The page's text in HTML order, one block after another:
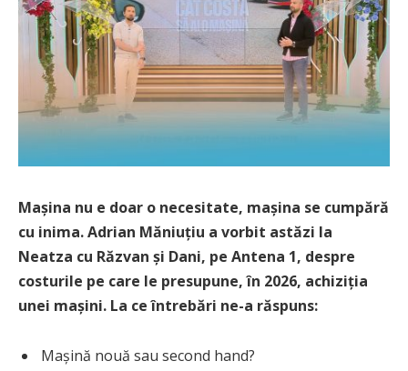
Mașina nu e doar o necesitate, mașina se cumpără
cu inima. Adrian Măniuțiu a vorbit astăzi la
Neatza cu Răzvan și Dani, pe Antena 1, despre
costurile pe care le presupune, în 2026, achiziția
unei mașini. La ce întrebări ne-a răspuns:
Mașină nouă sau second hand?